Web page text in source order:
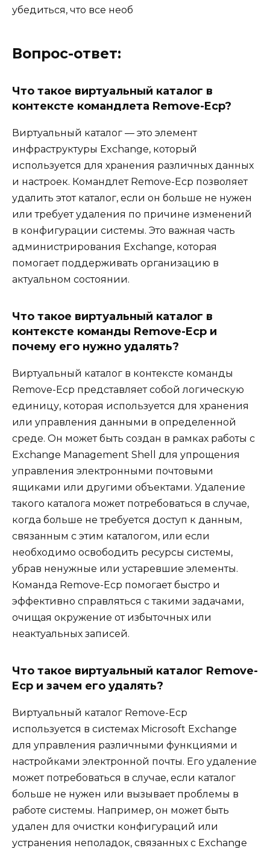
убедиться, что все необ
Вопрос-ответ:
Что такое виртуальный каталог в
контексте командлета Remove-Ecp?
Виртуальный каталог — это элемент
инфраструктуры Exchange, который
используется для хранения различных данных
и настроек. Командлет Remove-Ecp позволяет
удалить этот каталог, если он больше не нужен
или требует удаления по причине изменений
в конфигурации системы. Это важная часть
администрирования Exchange, которая
помогает поддерживать организацию в
актуальном состоянии.
Что такое виртуальный каталог в
контексте команды Remove-Ecp и
почему его нужно удалять?
Виртуальный каталог в контексте команды
Remove-Ecp представляет собой логическую
единицу, которая используется для хранения
или управления данными в определенной
среде. Он может быть создан в рамках работы с
Exchange Management Shell для упрощения
управления электронными почтовыми
ящиками или другими объектами. Удаление
такого каталога может потребоваться в случае,
когда больше не требуется доступ к данным,
связанным с этим каталогом, или если
необходимо освободить ресурсы системы,
убрав ненужные или устаревшие элементы.
Команда Remove-Ecp помогает быстро и
эффективно справляться с такими задачами,
очищая окружение от избыточных или
неактуальных записей.
Что такое виртуальный каталог Remove-
Ecp и зачем его удалять?
Виртуальный каталог Remove-Ecp
используется в системах Microsoft Exchange
для управления различными функциями и
настройками электронной почты. Его удаление
может потребоваться в случае, если каталог
больше не нужен или вызывает проблемы в
работе системы. Например, он может быть
удален для очистки конфигураций или
устранения неполадок, связанных с Exchange